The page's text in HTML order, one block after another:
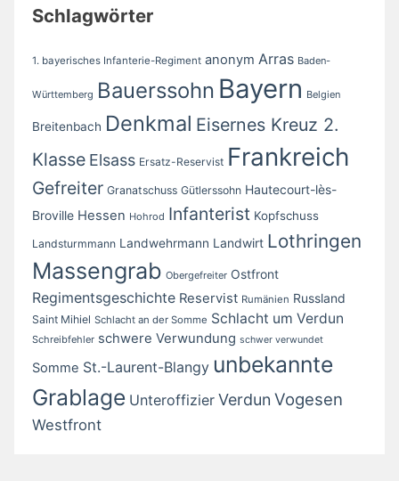
Schlagwörter
1. bayerisches Infanterie-Regiment anonym Arras Baden-
Württemberg Bauerssohn Bayern Belgien
Breitenbach Denkmal Eisernes Kreuz 2.
Klasse Elsass Ersatz-Reservist Frankreich
Gefreiter Granatschuss Gütlerssohn Hautecourt-lès-
Broville Hessen Hohrod Infanterist Kopfschuss
Landsturmmann Landwehrmann Landwirt Lothringen
Massengrab Obergefreiter Ostfront
Regimentsgeschichte Reservist Rumänien Russland
Saint Mihiel Schlacht an der Somme Schlacht um Verdun
Schreibfehler schwere Verwundung schwer verwundet
Somme St.-Laurent-Blangy unbekannte
Grablage Unteroffizier Verdun Vogesen
Westfront